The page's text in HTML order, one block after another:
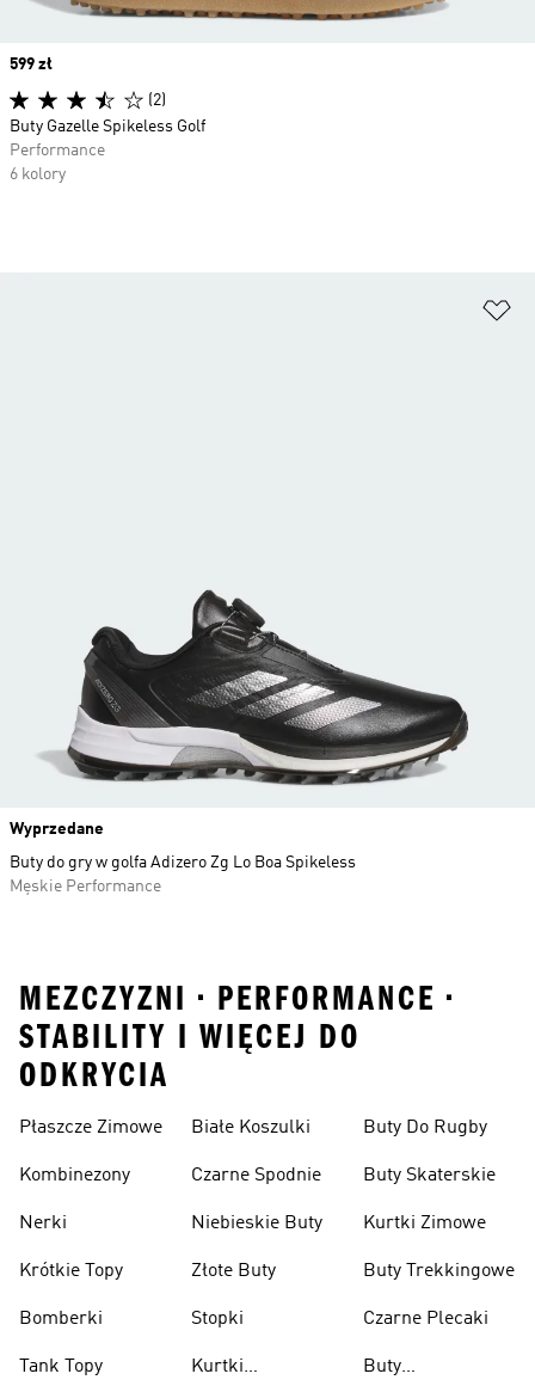
Price
599 zł
(2)
Buty Gazelle Spikeless Golf
Performance
6 kolory
Wyprzedane
Buty do gry w golfa Adizero Zg Lo Boa Spikeless
Męskie Performance
MEZCZYZNI • PERFORMANCE •
STABILITY I WIĘCEJ DO
ODKRYCIA
Płaszcze Zimowe
Kombinezony
Nerki
Krótkie Topy
Bomberki
Tank Topy
Białe Koszulki
Czarne Spodnie
Niebieskie Buty
Złote Buty
Stopki
Kurtki
Buty Do Rugby
Buty Skaterskie
Kurtki Zimowe
Buty Trekkingowe
Czarne Plecaki
Buty